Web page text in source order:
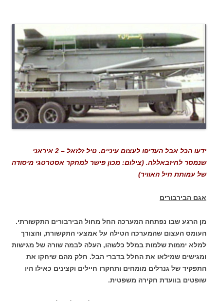
ידעו הכל אבל העדיפו לעצום עיניים. טיל זלזאל – 2 איראני
שנמסר לחיזבאללה. (צילום: מכון פישר למחקר אסטרטגי מיסודה
של עמותת חיל האוויר)
אגם הבירבורים
מן הרגע שבו נפתחה המערכה החל מחול הבירבורים התקשורתי.
העומס העצום שהמערכה הטילה על אמצעי התקשורת, והצורך
למלא יממות שלמות במלל כלשהו, העלה לבמה שורה של מגישות
ומגישים שמילאו את החלל בדברי הבל. חלק מהם שיחקו את
התפקיד של גנרלים מומחים ותחקרו חיילים וקצינים כאילו היו
שופטים בוועדת חקירה משפטית.